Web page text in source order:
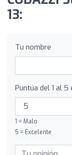
13:
Tu nombre
Puntúa del 1 al 5
1 = Malo
5 = Excelente